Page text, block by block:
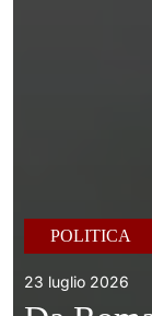
POLITICA
23 luglio 2026